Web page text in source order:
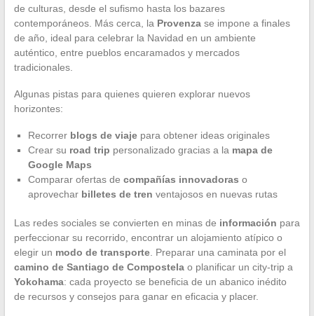
de culturas, desde el sufismo hasta los bazares
contemporáneos. Más cerca, la Provenzase impone a finales
de año, ideal para celebrar la Navidad en un ambiente
auténtico, entre pueblos encaramados y mercados
tradicionales.
Algunas pistas para quienes quieren explorar nuevos
horizontes:
Recorrer blogs de viajepara obtener ideas originales
Crear su road trip personalizado gracias a la mapa de
Google Maps
Comparar ofertas de compañías innovadoras o
aprovechar billetes de tren ventajosos en nuevas rutas
Las redes sociales se convierten en minas de información para
perfeccionar su recorrido, encontrar un alojamiento atípico o
elegir un modo de transporte. Preparar una caminata por el
camino de Santiago de Compostelao planificar un city-trip a
Yokohama: cada proyecto se beneficia de un abanico inédito
de recursos y consejos para ganar en eficacia y placer.